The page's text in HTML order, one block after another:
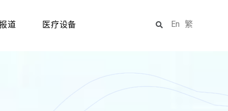
道 医疗设备 En 繁